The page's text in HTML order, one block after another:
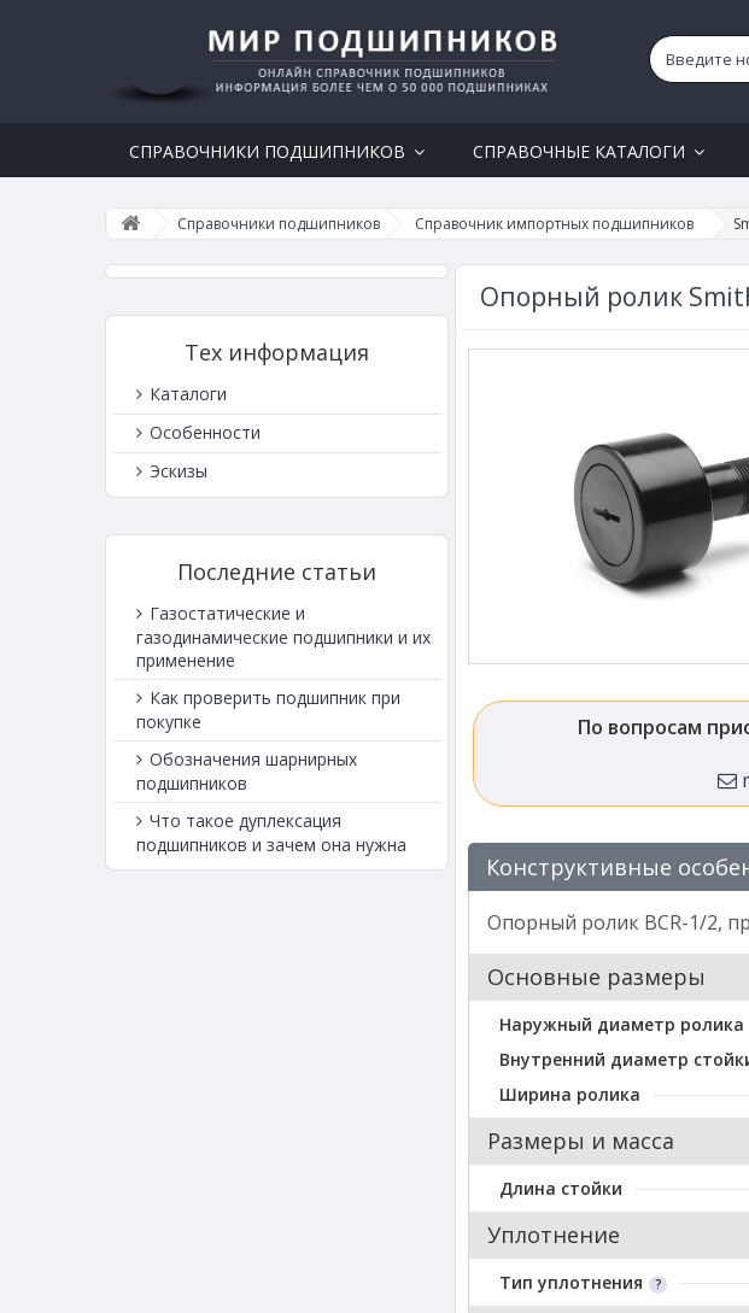
СПРАВОЧНИКИ ПОДШИПНИКОВ СПРАВОЧНЫЕ КАТАЛОГИ
Справочники подшипников Справочник импортных подшипников
Тех информация
Каталоги
Особенности
Эскизы
Последние статьи
Газостатические и
газодинамические подшипники и их
применение
Как проверить подшипник при
покупке
Обозначения шарнирных
подшипников
Что такое дуплексация
подшипников и зачем она нужна
Опорный ролик
По вопросам
Конструктивные
Опорный ролик BCR-1/2,
Основные размеры
Наружный диаметр ролика
Внутренний диаметр
Ширина ролика
Размеры и масса
Длина стойки
Уплотнение
Тип уплотнения